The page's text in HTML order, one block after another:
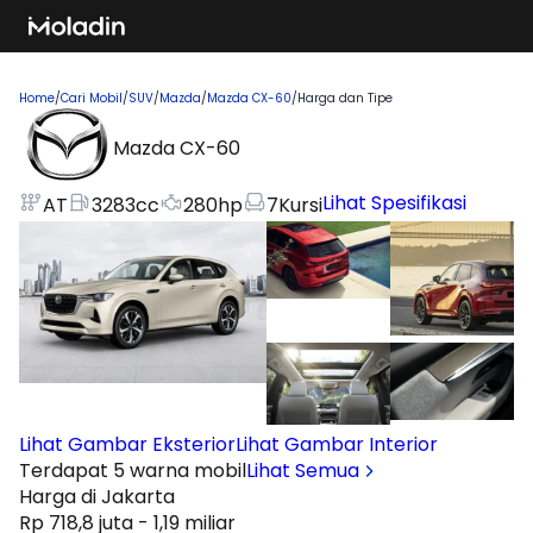
Home/Cari Mobil/SUV/Mazda/Mazda CX-60/Harga dan Tipe
Mazda CX-60
AT 3283cc 280hp 7KursiLihat Spesifikasi
Lihat Gambar EksteriorLihat Gambar Interior
Terdapat 5 warna mobilLihat Semua
Harga di Jakarta
Rp 718,8 juta - 1,19 miliar